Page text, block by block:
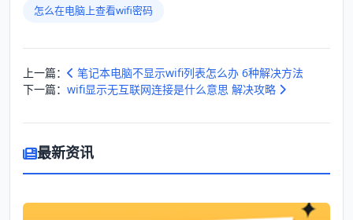
怎么在电脑上查看wifi密码
上一篇：
笔记本电脑不显示wifi列表怎么办 6种解决方法
下一篇： wifi显示无互联网连接是什么意思 解决攻略
最新资讯